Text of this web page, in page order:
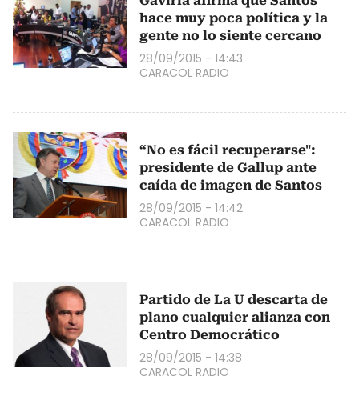
hace muy poca política y la
gente no lo siente cercano
28/09/2015 - 14:43
CARACOL RADIO
“No es fácil recuperarse":
presidente de Gallup ante
caída de imagen de Santos
28/09/2015 - 14:42
CARACOL RADIO
Partido de La U descarta de
plano cualquier alianza con
Centro Democrático
28/09/2015 - 14:38
CARACOL RADIO